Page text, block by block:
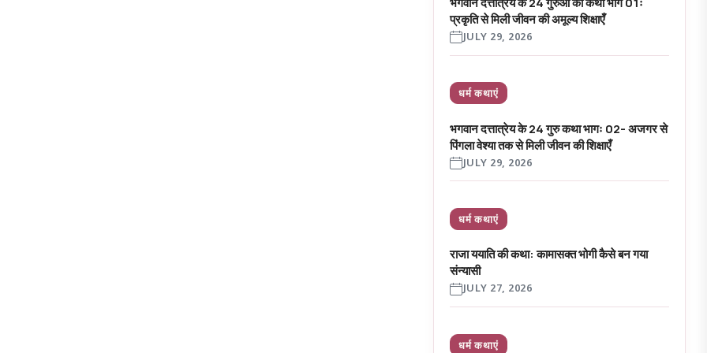
प्रकृति से मिली जीवन की अमूल्य शिक्षाएँ
JULY 29, 2026
धर्म कथाएं
भगवान दत्तात्रेय के 24 गुरु कथा भागः 02- अजगर से
पिंगला वेश्या तक से मिली जीवन की शिक्षाएँ
JULY 29, 2026
धर्म कथाएं
राजा ययाति की कथा: कामासक्त भोगी कैसे बन गया
संन्यासी
JULY 27, 2026
धर्म कथाएं